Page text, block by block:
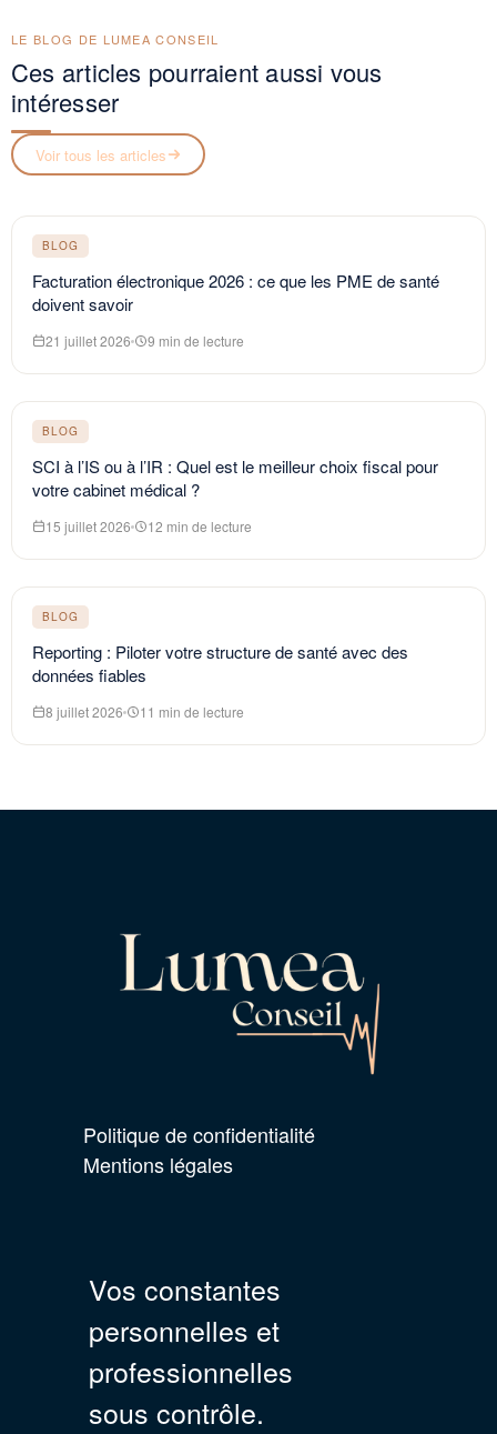
LE BLOG DE LUMEA CONSEIL
Ces articles pourraient aussi vous
intéresser
Voir tous les articles
BLOG
Facturation électronique 2026 : ce que les PME de santé
doivent savoir
21 juillet 2026 9 min de lecture
BLOG
SCI à l’IS ou à l’IR : Quel est le meilleur choix fiscal pour
votre cabinet médical ?
15 juillet 2026 12 min de lecture
BLOG
Reporting : Piloter votre structure de santé avec des
données fiables
8 juillet 2026 11 min de lecture
Politique de confidentialité
Mentions légales
Vos constantes
personnelles et
professionnelles
sous contrôle.